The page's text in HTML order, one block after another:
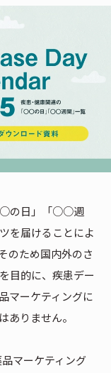
の日」「○○週
を届けることによ
のため国内外のさ
目的に、疾患デー
マーケティングに
ありません。
マーケティング